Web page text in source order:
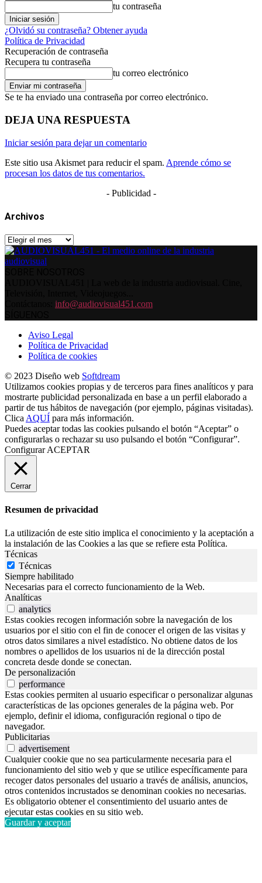
tu contraseña
¿Olvidó su contraseña? Obtener ayuda
Política de Privacidad
Recuperación de contraseña
Recupera tu contraseña
tu correo electrónico
Se te ha enviado una contraseña por correo electrónico.
DEJA UNA RESPUESTA
Iniciar sesión para dejar un comentario
Este sitio usa Akismet para reducir el spam. Aprende cómo se
procesan los datos de tus comentarios.
- Publicidad -
Archivos
Archivos
info@audiovisual451.com
Aviso Legal
Política de Privacidad
Política de cookies
© 2023 Diseño web Softdream
Utilizamos cookies propias y de terceros para fines analíticos y para
mostrarte publicidad personalizada en base a un perfil elaborado a
partir de tus hábitos de navegación (por ejemplo, páginas visitadas).
Clica AQUÍ para más información.
Puedes aceptar todas las cookies pulsando el botón “Aceptar” o
configurarlas o rechazar su uso pulsando el botón “Configurar”.
Configurar ACEPTAR
Cerrar
Resumen de privacidad
La utilización de este sitio implica el conocimiento y la aceptación a
la instalación de las Cookies a las que se refiere esta Política.
Técnicas
Técnicas
Siempre habilitado
Necesarias para el correcto funcionamiento de la Web.
Analíticas
analytics
Estas cookies recogen información sobre la navegación de los
usuarios por el sitio con el fin de conocer el origen de las visitas y
otros datos similares a nivel estadístico. No obtiene datos de los
nombres o apellidos de los usuarios ni de la dirección postal
concreta desde donde se conectan.
De personalización
performance
Estas cookies permiten al usuario especificar o personalizar algunas
características de las opciones generales de la página web. Por
ejemplo, definir el idioma, configuración regional o tipo de
navegador.
Publicitarias
advertisement
Cualquier cookie que no sea particularmente necesaria para el
funcionamiento del sitio web y que se utilice específicamente para
recoger datos personales del usuario a través de análisis, anuncios,
otros contenidos incrustados se denominan cookies no necesarias.
Es obligatorio obtener el consentimiento del usuario antes de
ejecutar estas cookies en su sitio web.
Guardar y aceptar